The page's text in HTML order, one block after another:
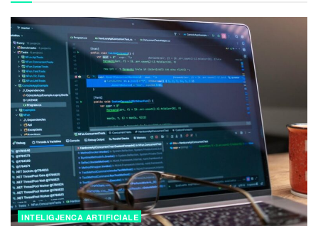
INTELIGJENCA ARTIFICIALE